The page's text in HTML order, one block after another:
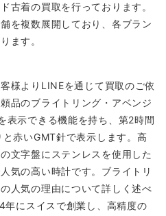
古着の買取を行っております。
を複数展開しており、各ブラン
ます。
様よりLINEを通じて買取のご依
品のブライトリング・アベンジ
表示できる機能を持ち、第2時間
赤いGMT針で表示します。高
文字盤にステンレスを使用した
気の高い時計です。ブライトリ
人気の理由について詳しく述べ
にスイスで創業し、高精度の